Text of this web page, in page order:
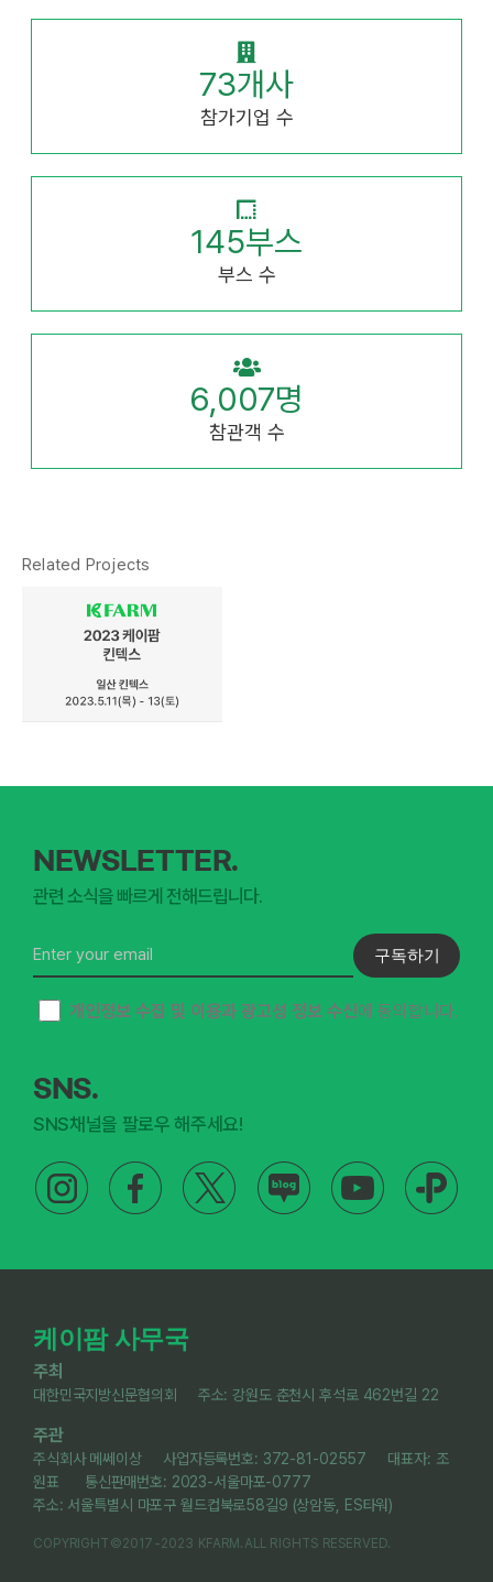
73개사
참가기업 수
145부스
부스 수
6,007명
참관객 수
Related Projects
NEWSLETTER.
관련 소식을 빠르게 전해드립니다.
구독하기
개인정보 수집 및 이용과 광고성 정보 수신에 동의합니다.
SNS.
SNS채널을 팔로우 해주세요!
케이팜 사무국
주최
대한민국지방신문협의회 주소: 강원도 춘천시 후석로 462번길 22
주관
주식회사 메쎄이상 사업자등록번호: 372-81-02557 대표자: 조
원표 통신판매번호: 2023-서울마포-0777
주소: 서울특별시 마포구 월드컵북로58길9 (상암동, ES타워)
COPYRIGHT©2017-2023 KFARM.ALL RIGHTS RESERVED.